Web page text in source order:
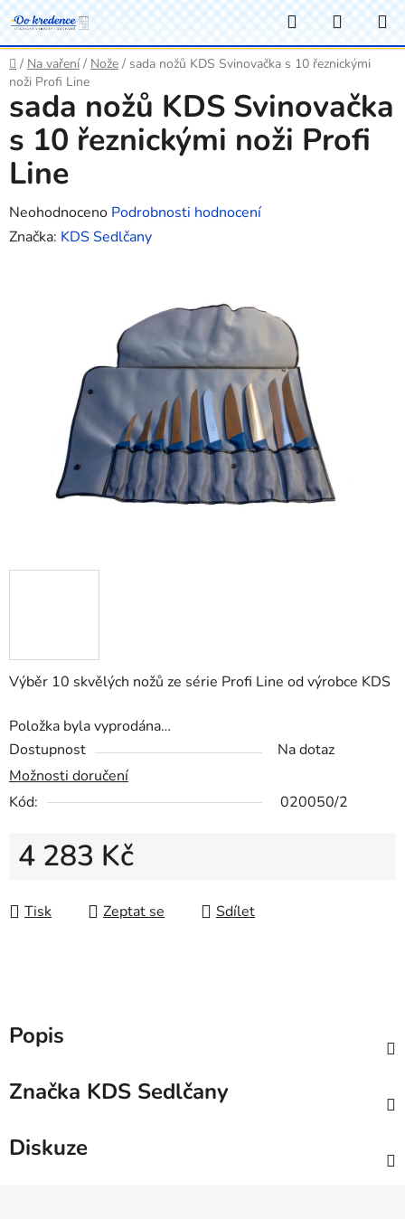
Přejít
na
obsah
Hledat
KOŠÍK
Domů
/ Na vaření / Nože / sada nožů KDS Svinovačka s 10 řeznickými
noži Profi Line
Výběr 10 skvělých nožů ze série Profi Line od výrobce KDS
Položka byla vyprodána…
Dostupnost
Na dotaz
Možnosti doručení
Kód:
020050/2
4 283 Kč
Tisk
Zeptat se Sdílet
sada nožů KDS Svinovačka
s 10 řeznickými noži Profi
Line
Průměrné
hodnocení
Neohodnoceno Podrobnosti hodnocení
Značka: KDS Sedlčany
Popis
Značka KDS Sedlčany
Diskuze